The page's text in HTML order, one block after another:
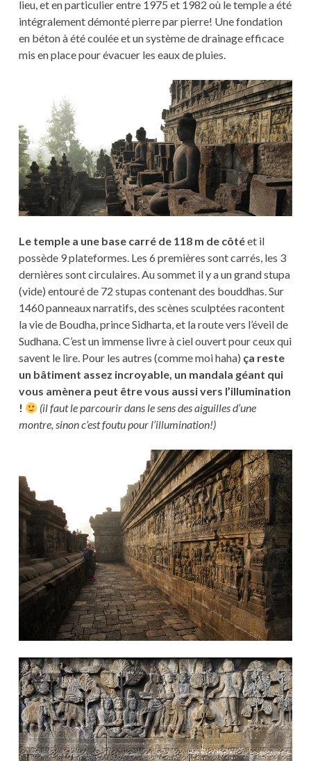
lieu, et en particulier entre 1975 et 1982 où le temple a été
intégralement démonté pierre par pierre! Une fondation
en béton à été coulée et un système de drainage efficace
mis en place pour évacuer les eaux de pluies.
Le temple a une base carré de 118 m de côtéet il
possède 9 plateformes. Les 6 premières sont carrés, les 3
dernières sont circulaires. Au sommet il y a un grand stupa
(vide) entouré de 72 stupas contenant des bouddhas. Sur
1460 panneaux narratifs, des scènes sculptées racontent
la vie de Boudha, prince Sidharta, et la route vers l’éveil de
Sudhana. C’est un immense livre à ciel ouvert pour ceux qui
savent le lire. Pour les autres (comme moi haha) ça reste
un bâtiment assez incroyable, un mandala géant qui
vous amènera peut être vous aussi vers l’illumination
!
(il faut le parcourir dans le sens des aiguilles d’une
montre, sinon c’est foutu pour l’illumination!)